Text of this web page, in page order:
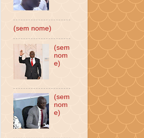
(sem nome)
(sem
nom
e)
(sem
nom
e)